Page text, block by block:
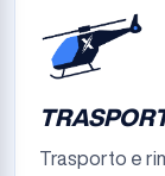
Trasporto e